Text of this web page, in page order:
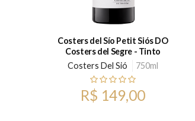
Costers del Sío Petit Siós DO
Costers del Segre - Tinto
Costers Del Sió
750ml
R$ 149,00